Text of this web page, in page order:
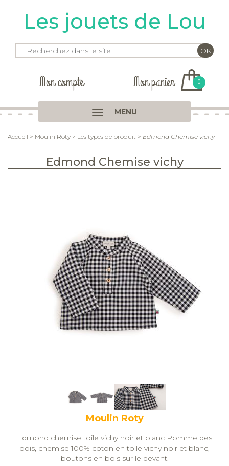
Les jouets de Lou
Mon compte Mon panier 0
MENU
Accueil > Moulin Roty > Les types de produit > Edmond Chemise vichy
Edmond Chemise vichy
Moulin Roty
Edmond chemise toile vichy noir et blanc Pomme des
bois, chemise 100% coton en toile vichy noir et blanc,
boutons en bois sur le devant.